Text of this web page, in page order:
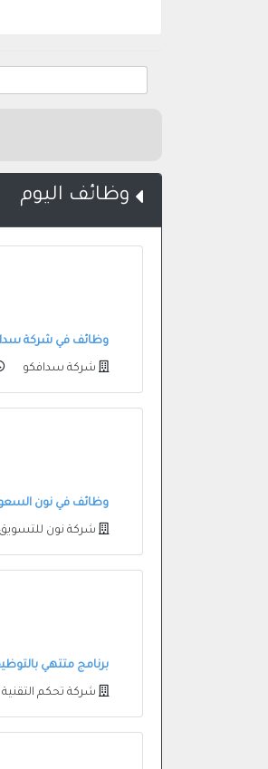
وظائف اليوم
وظائف في شركة سدافكو
شركة سدافكو
وظائف في نون
شركة نون للتسويق
برنامج متتهي
شركة تحكم